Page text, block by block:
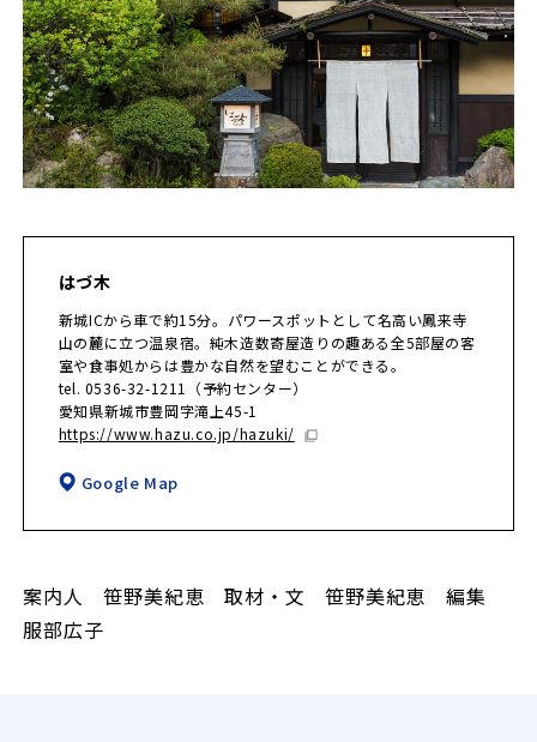
はづ木
新城ICから車で約15分。パワースポットとして名高い鳳来寺
山の麓に立つ温泉宿。純木造数寄屋造りの趣ある全5部屋の客
室や食事処からは豊かな自然を望むことができる。
tel. 0536-32-1211（予約センター）
愛知県新城市豊岡字滝上45-1
https://www.hazu.co.jp/hazuki/
Google Map
案内人 笹野美紀恵 取材・文 笹野美紀恵 編集
服部広子